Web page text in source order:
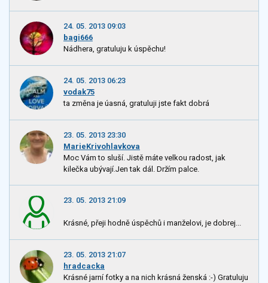
24. 05. 2013 09:03
bagi666
Nádhera, gratuluju k úspěchu!
24. 05. 2013 06:23
vodak75
ta změna je úasná, gratuluji jste fakt dobrá
23. 05. 2013 23:30
MarieKrivohlavkova
Moc Vám to sluší. Jistě máte velkou radost, jak
kilečka ubývají.Jen tak dál. Držím palce.
23. 05. 2013 21:09
Krásné, přeji hodně úspěchů i manželovi, je dobrej...
23. 05. 2013 21:07
hradcacka
Krásné jarní fotky a na nich krásná ženská :-) Gratuluju